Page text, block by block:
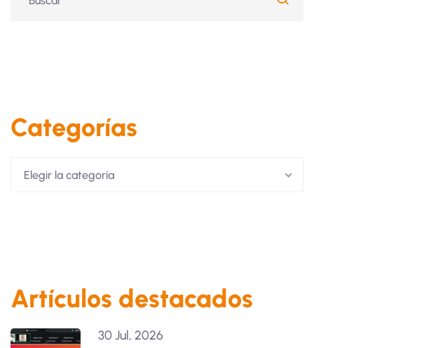
Categorías
Elegir la categoría
Artículos destacados
30 Jul, 2026